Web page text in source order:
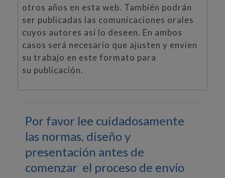
otros años en esta web. También podrán
ser publicadas las comunicaciones orales
cuyos autores así lo deseen. En ambos
casos será necesario que ajusten y envíen
su trabajo en este formato para
su publicación.
Por favor lee cuidadosamente
las normas, diseño y
presentación antes de
comenzar el proceso de envío